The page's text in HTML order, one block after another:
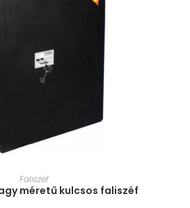
VÁLASZTÁSA
Faliszéf
méretű kulcsos faliszéf